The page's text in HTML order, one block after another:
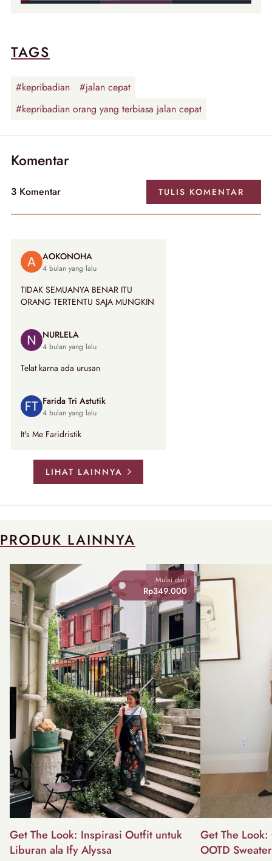
TAGS
#kepribadian
#jalan cepat
#kepribadian orang yang terbiasa jalan cepat
Komentar
3 Komentar TULIS KOMENTAR
AOKONOHA
4 bulan yang lalu
TIDAK SEMUANYA BENAR ITU
ORANG TERTENTU SAJA MUNGKIN
NURLELA
4 bulan yang lalu
Telat karna ada urusan
Farida Tri Astutik
4 bulan yang lalu
It's Me Faridristik
LIHAT LAINNYA
PRODUK LAINNYA
Mulai dari
Rp349.000
Get The Look: Inspirasi Outfit untuk
Liburan ala Ify Alyssa
Get The
OOTD